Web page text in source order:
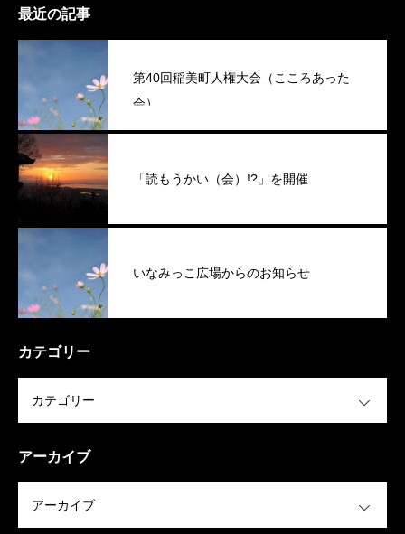
最近の記事
第40回稲美町人権大会（こころあった
会）
「読もうかい（会）!?」を開催
いなみっこ広場からのお知らせ
カテゴリー
アーカイブ